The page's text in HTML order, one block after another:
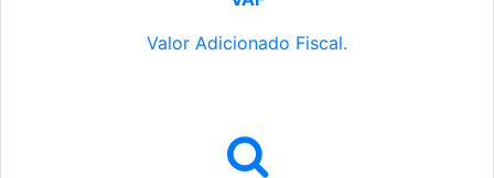
Valor Adicionado Fiscal.